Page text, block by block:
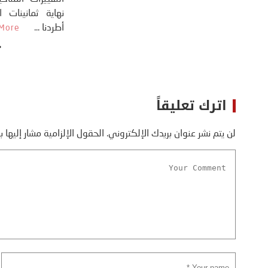
اترك تعليقاً
لن يتم نشر عنوان بريدك الإلكتروني. الحقول الإلزامية مشار إليها